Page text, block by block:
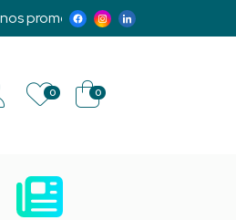
exclusives et notre
0 0